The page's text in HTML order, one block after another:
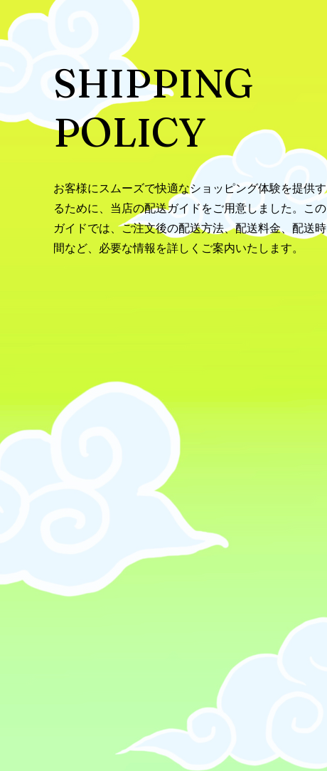
SHIPPING
POLICY
お客様にスムーズで快適なショッピング体験を提供す
るために、当店の配送ガイドをご用意しました。この
ガイドでは、ご注文後の配送方法、配送料金、配送時
間など、必要な情報を詳しくご案内いたします。